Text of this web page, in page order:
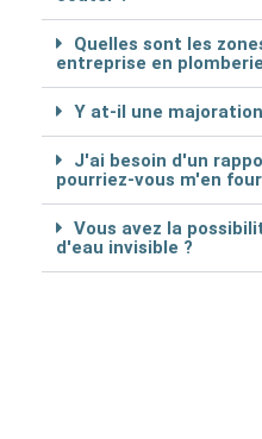
Quelles sont les
entreprise en
Y at-il une
J'ai besoin d'un
pourriez-vous m'en
Vous avez la
d'eau invisible ?